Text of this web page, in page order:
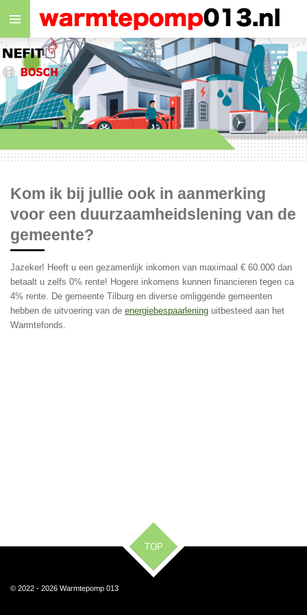
Ga
de
hoofdinhoud
Kom ik bij jullie ook in aanmerking
voor een duurzaamheidslening van de
gemeente?
Jazeker! Heeft u een gezamenlijk inkomen van maximaal € 60.000 dan
betaalt u zelfs 0% rente! Hogere inkomens kunnen financieren tegen ca
4% rente. De gemeente Tilburg en diverse omliggende gemeenten
hebben de uitvoering van de energiebespaarlening uitbesteed aan het
Warmtefonds.
TOP
© 2022 - 2026 Warmtepomp 013